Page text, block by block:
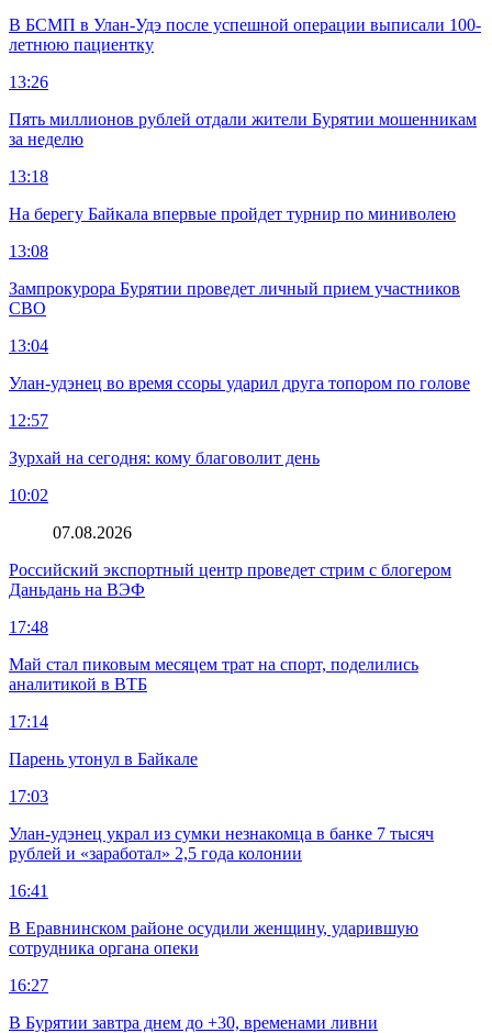
В БСМП в Улан-Удэ после успешной операции выписали 100-
летнюю пациентку
13:26
Пять миллионов рублей отдали жители Бурятии мошенникам
за неделю
13:18
На берегу Байкала впервые пройдет турнир по миниволею
13:08
Зампрокурора Бурятии проведет личный прием участников
СВО
13:04
Улан-удэнец во время ссоры ударил друга топором по голове
12:57
Зурхай на сегодня: кому благоволит день
10:02
07.08.2026
Российский экспортный центр проведет стрим с блогером
Даньдань на ВЭФ
17:48
Май стал пиковым месяцем трат на спорт, поделились
аналитикой в ВТБ
17:14
Парень утонул в Байкале
17:03
Улан-удэнец украл из сумки незнакомца в банке 7 тысяч
рублей и «заработал» 2,5 года колонии
16:41
В Еравнинском районе осудили женщину, ударившую
сотрудника органа опеки
16:27
В Бурятии завтра днем до +30, временами ливни